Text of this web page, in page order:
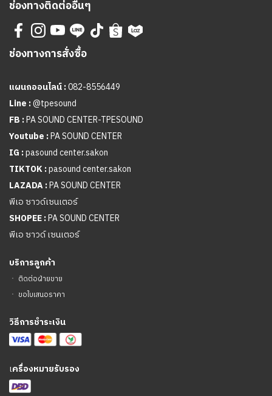
ช่องทางติดต่ออื่นๆ
ช่องทางการสั่งซื้อ
แผนกออนไลน์ :082-8556449
Line :@tpesound
FB :PA SOUND CENTER-TPESOUND
Youtube :PA SOUND CENTER
IG :pasound center.sakon
TIKTOK :pasound center.sakon
LAZADA :PA SOUND CENTER
พีเอ ซาวด์เซนเตอร์
SHOPEE :PA SOUND CENTER
พีเอ ซาวด์ เซนเตอร์
บริการลูกค้า
ㆍ ติดต่อฝ่ายขาย
ㆍ ขอใบเสนอราคา
วิธีการชำระเงิน
เครื่องหมายรับรอง